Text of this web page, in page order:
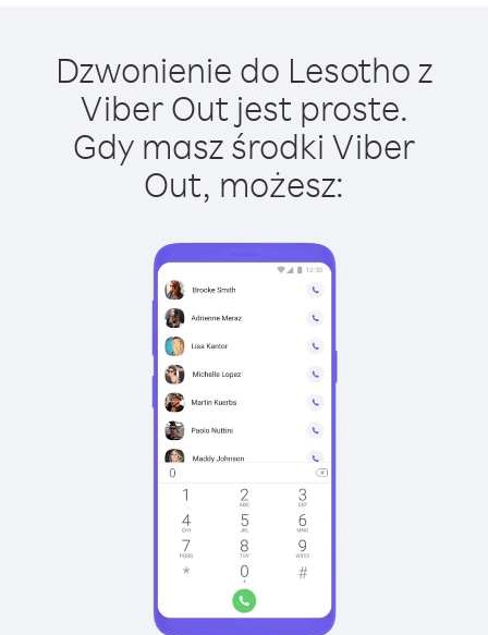
Dzwonienie do Lesotho z
Viber Out jest proste.
Gdy masz środki Viber
Out, możesz: